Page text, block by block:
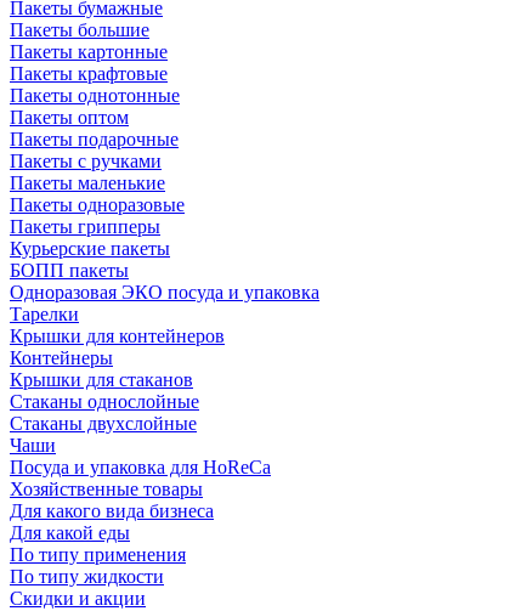
Пакеты бумажные
Пакеты большие
Пакеты картонные
Пакеты крафтовые
Пакеты однотонные
Пакеты оптом
Пакеты подарочные
Пакеты с ручками
Пакеты маленькие
Пакеты одноразовые
Пакеты грипперы
Курьерские пакеты
БОПП пакеты
Одноразовая ЭКО посуда и упаковка
Тарелки
Крышки для контейнеров
Контейнеры
Крышки для стаканов
Стаканы однослойные
Стаканы двухслойные
Чаши
Посуда и упаковка для HoReCa
Хозяйственные товары
Для какого вида бизнеса
Для какой еды
По типу применения
По типу жидкости
Скидки и акции